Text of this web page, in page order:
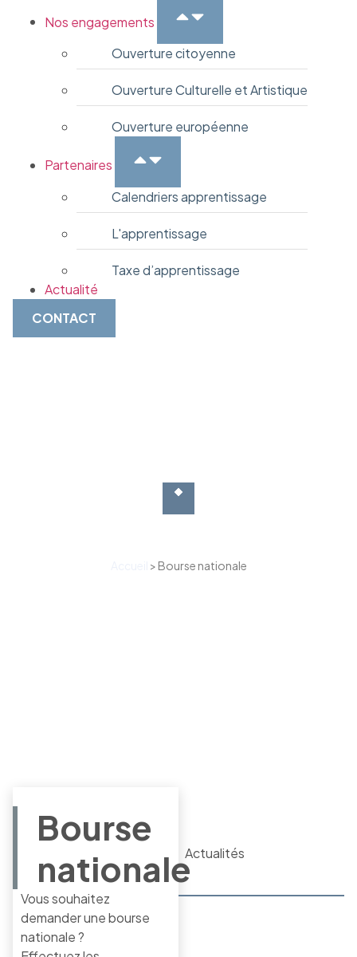
Nos engagements
Ouverture citoyenne
Ouverture Culturelle et Artistique
Ouverture européenne
Partenaires
Calendriers apprentissage
L'apprentissage
Taxe d’apprentissage
Actualité
CONTACT
> Bourse nationale
Bourse
nationale
Vous souhaitez
demander une bourse
nationale ?
Actualités